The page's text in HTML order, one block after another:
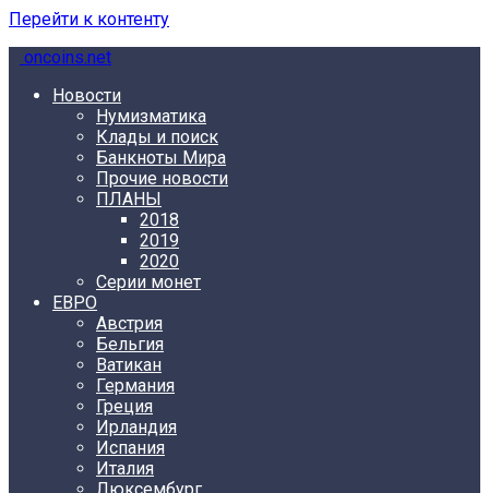
Перейти к контенту
oncoins.net
Новости
Нумизматика
Клады и поиск
Банкноты Мира
Прочие новости
ПЛАНЫ
2018
2019
2020
Серии монет
ЕВРО
Австрия
Бельгия
Ватикан
Германия
Греция
Ирландия
Испания
Италия